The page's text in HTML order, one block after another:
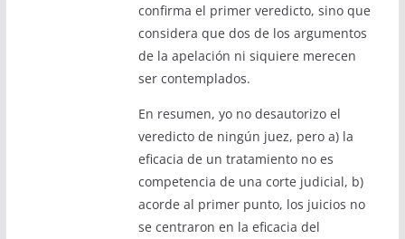
confirma el primer veredicto, sino que
considera que dos de los argumentos
de la apelación ni siquiere merecen
ser contemplados.
En resumen, yo no desautorizo el
veredicto de ningún juez, pero a) la
eficacia de un tratamiento no es
competencia de una corte judicial, b)
acorde al primer punto, los juicios no
se centraron en la eficacia del